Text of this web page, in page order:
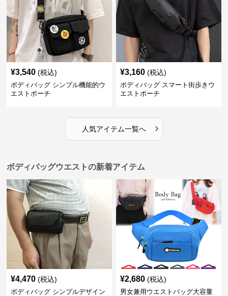
¥3,540 (税込)
ボディバッグ シンプル機能的ウ
エストポーチ
¥3,160 (税込)
ボディバッグ スマート街歩きウ
エストポーチ
人気アイテム一覧へ ›
ボディバッグウエストの新着アイテム
¥4,470 (税込)
ボディバッグ シンプルデザイン
¥2,680 (税込)
男女兼用ウエストバッグ大容量